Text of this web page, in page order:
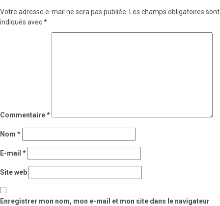
Votre adresse e-mail ne sera pas publiée.
Les champs obligatoires sont
indiqués avec*
Commentaire*
Nom *
E-mail *
Site web
Enregistrer mon nom, mon e-mail et mon site dans le navigateur